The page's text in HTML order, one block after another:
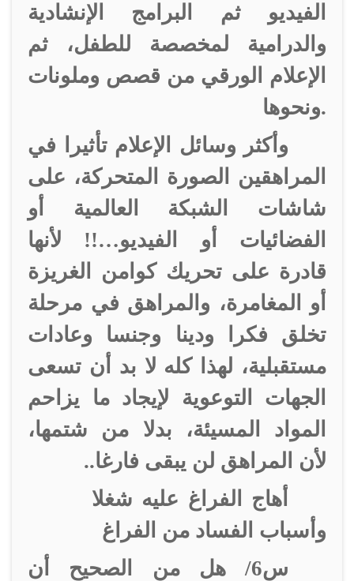
الفيديو ثم البرامج الإنشادية
والدرامية لمخصصة للطفل، ثم
الإعلام الورقي من قصص وملونات
ونحوها.
وأكثر وسائل الإعلام تأثيرا في
المراهقين الصورة المتحركة، على
شاشات الشبكة العالمية أو
الفضائيات أو الفيديو…!! لأنها
قادرة على تحريك كوامن الغريزة
أو المغامرة، والمراهق في مرحلة
تخلق فكرا ودينا وجنسا وعادات
مستقبلية، لهذا كله لا بد أن تسعى
الجهات التوعوية لإيجاد ما يزاحم
المواد المسيئة، بدلا من شتمها،
لأن المراهق لن يبقى فارغا..
أهاج الفراغ عليه شغلا
وأسباب الفساد من الفراغ
س6/ هل من الصحيح أن